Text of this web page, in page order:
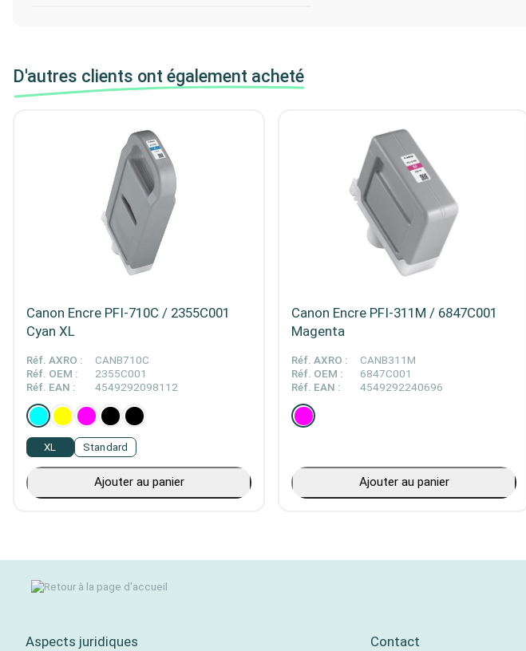
D'autres clients ont également acheté
Canon Encre PFI-710C / 2355C001
Cyan XL
Réf. AXRO :
CANB710C
Réf. OEM :
2355C001
Réf. EAN :
4549292098112
XL Standard
Ajouter au panier
Canon Encre PFI-311M / 6847C001
Magenta
Réf. AXRO :
CANB311M
Réf. OEM :
6847C001
Réf. EAN :
4549292240696
Ajouter au panier
Aspects juridiques Contact